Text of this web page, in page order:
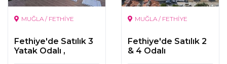
MUĞLA / FETHİYE
Fethiye'de Satılık 3
Yatak Odalı ,
MUĞLA / FETHİYE
Fethiye'de Satılık 2
& 4 Odalı